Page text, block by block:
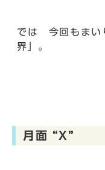
では 今回もまい
界」。
月面 “X”